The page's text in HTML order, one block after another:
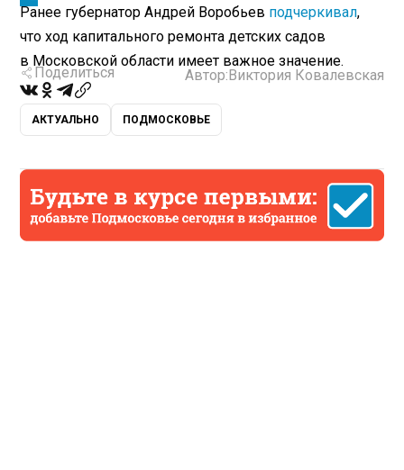
Ранее губернатор Андрей Воробьев подчеркивал,
что ход капитального ремонта детских садов
в Московской области имеет важное значение.
Поделиться Автор: Виктория Ковалевская
АКТУАЛЬНО ПОДМОСКОВЬЕ